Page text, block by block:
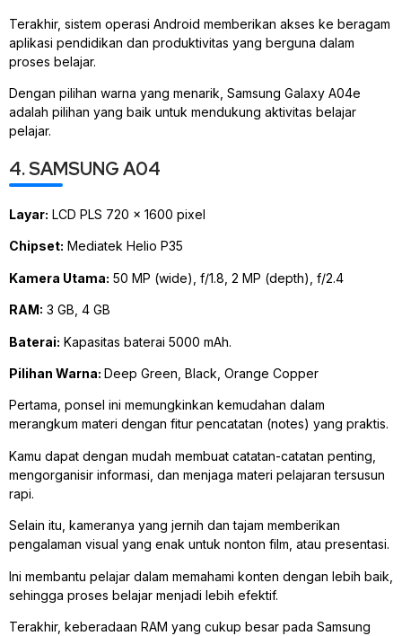
Terakhir, sistem operasi Android memberikan akses ke beragam
aplikasi pendidikan dan produktivitas yang berguna dalam
proses belajar.
Dengan pilihan warna yang menarik, Samsung Galaxy A04e
adalah pilihan yang baik untuk mendukung aktivitas belajar
pelajar.
4. SAMSUNG A04
Layar: LCD PLS 720 x 1600 pixel
Chipset: Mediatek Helio P35
Kamera Utama: 50 MP (wide), f/1.8, 2 MP (depth), f/2.4
RAM: 3 GB, 4 GB
Baterai: Kapasitas baterai 5000 mAh.
Pilihan Warna: Deep Green, Black, Orange Copper
Pertama, ponsel ini memungkinkan kemudahan dalam
merangkum materi dengan fitur pencatatan (notes) yang praktis.
Kamu dapat dengan mudah membuat catatan-catatan penting,
mengorganisir informasi, dan menjaga materi pelajaran tersusun
rapi.
Selain itu, kameranya yang jernih dan tajam memberikan
pengalaman visual yang enak untuk nonton film, atau presentasi.
Ini membantu pelajar dalam memahami konten dengan lebih baik,
sehingga proses belajar menjadi lebih efektif.
Terakhir, keberadaan RAM yang cukup besar pada Samsung